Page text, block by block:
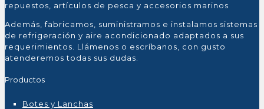
repuestos, artículos de pesca y accesorios marinos
Además, fabricamos, suministramos e instalamos sistemas
de refrigeración y aire acondicionado adaptados a sus
requerimientos. Llámenos o escríbanos, con gusto
atenderemos todas sus dudas.
Productos
Botes y Lanchas